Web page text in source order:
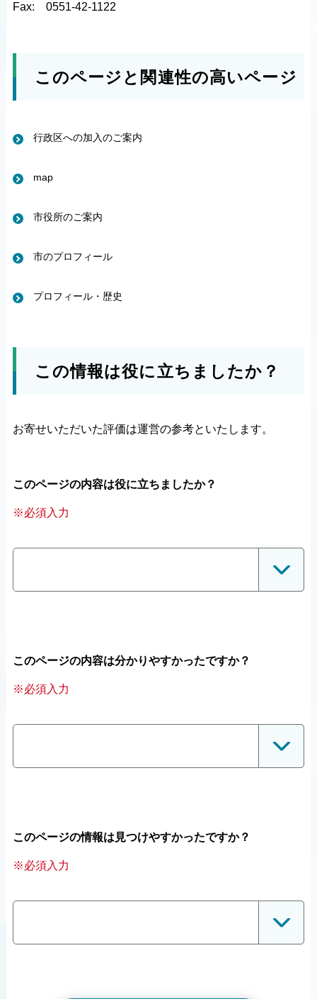
Fax: 0551-42-1122
このページと関連性の高いページ
行政区への加入のご案内
map
市役所のご案内
市のプロフィール
プロフィール・歴史
この情報は役に立ちましたか？
お寄せいただいた評価は運営の参考といたします。
このページの内容は役に立ちましたか？
※必須入力
このページの内容は分かりやすかったですか？
※必須入力
このページの情報は見つけやすかったですか？
※必須入力